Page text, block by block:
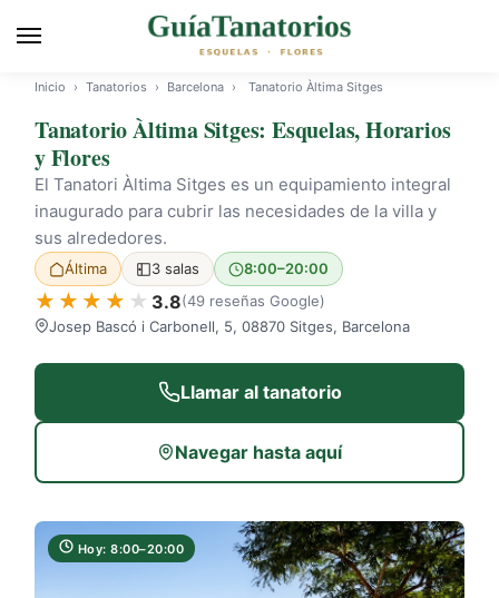
Inicio › Tanatorios › Barcelona › Tanatorio Àltima Sitges
Hoy: 8:00–20:00
Tanatorio Àltima Sitges: Esquelas, Horarios
y Flores
El Tanatori Àltima Sitges es un equipamiento integral
inaugurado para cubrir las necesidades de la villa y
sus alrededores.
Áltima 3 salas 8:00–20:00
3.8(49 reseñas Google)
Josep Bascó i Carbonell, 5, 08870 Sitges, Barcelona
Llamar al tanatorio
Navegar hasta aquí